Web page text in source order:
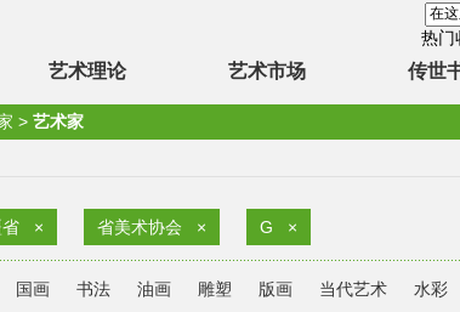
热门
艺术理论 艺术市场 传世
> 艺术家
× 省美术协会 × G ×
国画 书法 油画 雕塑 版画 当代艺术 水彩